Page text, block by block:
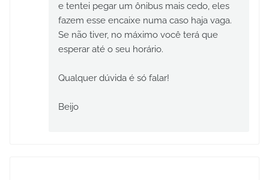
e tentei pegar um ônibus mais cedo, eles
fazem esse encaixe numa caso haja vaga.
Se não tiver, no máximo você terá que
esperar até o seu horário.
Qualquer dúvida é só falar!
Beijo